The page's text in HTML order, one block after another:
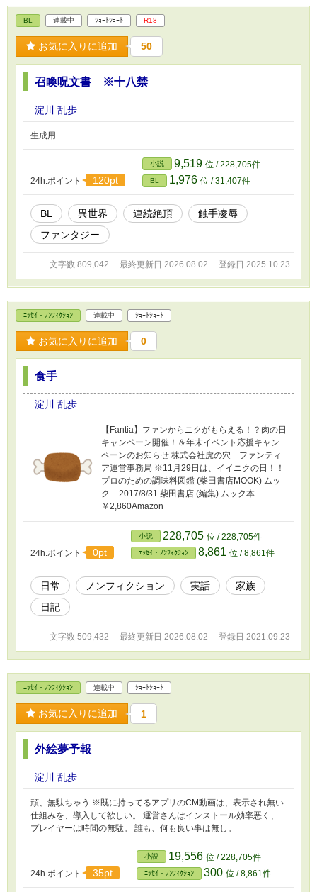
BL 連載中 ｼｮｰﾄｼｮｰﾄ R18
お気に入りに追加 50
召喚呪文書 ※十八禁
淀川 乱歩
生成用
24h.ポイント 120pt
小説 9,519 位 / 228,705件
BL 1,976 位 / 31,407件
BL 異世界 連続絶頂
触手凌辱
ファンタジー
文字数 809,042 最終更新日 2026.08.02 登録日 2025.10.23
ｴｯｾｲ・ﾉﾝﾌｨｸｼｮﾝ 連載中 ｼｮｰﾄｼｮｰﾄ
お気に入りに追加 0
食手
淀川 乱歩
【Fantia】ファンからニクがもらえる！？肉の日
キャンペーン開催！＆年末イベント応援キャン
ペーンのお知らせ 株式会社虎の穴 ファンティ
ア運営事務局 ※11月29日は、イイニクの日！！
プロのための調味料図鑑 (柴田書店MOOK) ムッ
ク – 2017/8/31 柴田書店 (編集) ムック本
￥2,860Amazon
24h.ポイント 0pt
小説 228,705 位 / 228,705件
ｴｯｾｲ・ﾉﾝﾌｨｸｼｮﾝ 8,861 位 / 8,861件
日常 ノンフィクション 実話
家族
日記
文字数 509,432 最終更新日 2026.08.02 登録日 2021.09.23
ｴｯｾｲ・ﾉﾝﾌｨｸｼｮﾝ 連載中 ｼｮｰﾄｼｮｰﾄ
お気に入りに追加 1
外絵夢予報
淀川 乱歩
頑、無駄ちゃう ※既に持ってるアプリのCM動画は、表示され無い
仕組みを、導入して欲しい。 運営さんはインストール効率悪く、
プレイヤーは時間の無駄。 誰も、何も良い事は無し。
24h.ポイント 35pt
小説 19,556 位 / 228,705件
ｴｯｾｲ・ﾉﾝﾌｨｸｼｮﾝ 300 位 / 8,861件